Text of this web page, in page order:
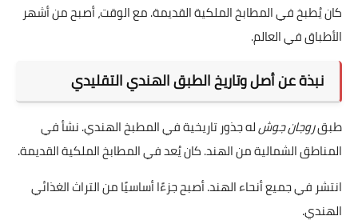
كان يُطبخ في المطابخ الملكية القديمة. مع الوقت، أصبح من أشهر
الأطباق في العالم.
نبذة عن أصل وتاريخ الطبق الهندي التقليدي
طبقروجان جوشله جذور تاريخية في المطبخ الهندي. نشأ في
المناطق الشمالية من الهند. كان يُعد في المطابخ الملكية القديمة.
انتشر في جميع أنحاء الهند. أصبح جزءًا أساسيًا من التراث الغذائي
الهندي.